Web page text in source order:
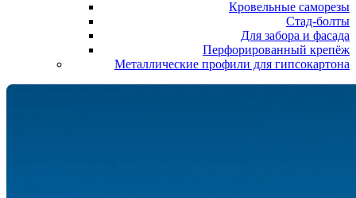
Кровельные саморезы
Стад-болты
Для забора и фасада
Перфорированный крепёж
Металлические профили для гипсокартона